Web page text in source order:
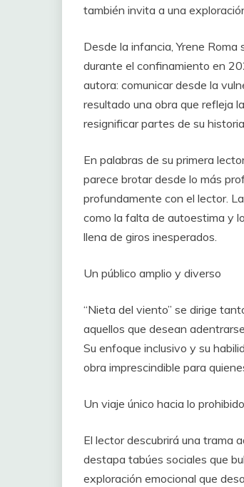
también invita a una
Desde la infancia, Yrene
durante el confinamiento en
autora: comunicar desde la
resultado una obra que refleja
resignificar partes de su
En palabras de su primera
parece brotar desde lo más
profundamente con el lector.
como la falta de autoestima y l
llena de giros inesperados.
Un público amplio y diverso
“Nieta del viento” se dirige
aquellos que desean
Su enfoque inclusivo y su
obra imprescindible para
Un viaje único hacia lo prohibido
El lector descubrirá una trama
destapa tabúes sociales que
exploración emocional que